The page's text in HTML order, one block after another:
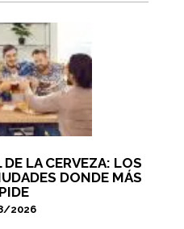
LA CERVEZA: LOS
DONDE MÁS
2026